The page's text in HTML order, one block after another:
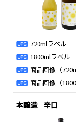
720mlラベル
1800mlラベル
商品画像（
商品画像（
本醸造 辛口